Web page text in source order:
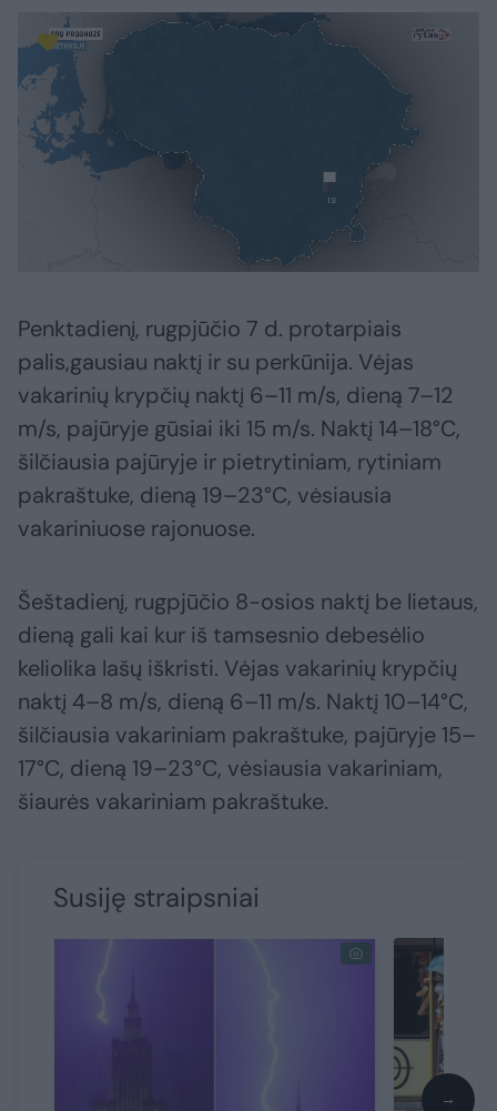
Penktadienį, rugpjūčio 7 d. protarpiais
palis,gausiau naktį ir su perkūnija. Vėjas
vakarinių krypčių naktį 6–11 m/s, dieną 7–12
m/s, pajūryje gūsiai iki 15 m/s. Naktį 14–18°C,
šilčiausia pajūryje ir pietrytiniam, rytiniam
pakraštuke, dieną 19–23°C, vėsiausia
vakariniuose rajonuose.
Šeštadienį, rugpjūčio 8-osios naktį be lietaus,
dieną gali kai kur iš tamsesnio debesėlio
keliolika lašų iškristi. Vėjas vakarinių krypčių
naktį 4–8 m/s, dieną 6–11 m/s. Naktį 10–14°C,
šilčiausia vakariniam pakraštuke, pajūryje 15–
17°C, dieną 19–23°C, vėsiausia vakariniam,
šiaurės vakariniam pakraštuke.
Susiję straipsniai
→